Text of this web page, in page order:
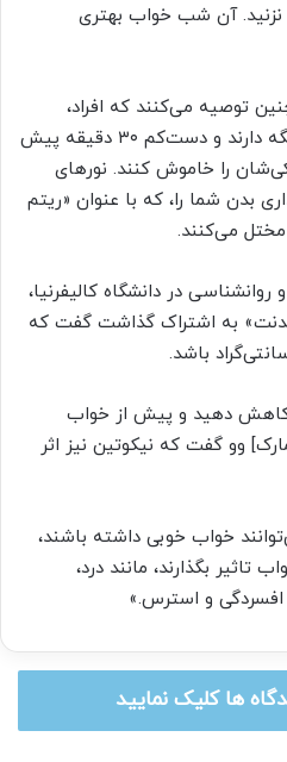
نزنید. آن شب خواب بهتری
توصیه می‌کنند که افراد،
اتاق‌خواب خود را آرام و خنک نگه دارند و دست‌کم ۳۰ دقیقه پیش
را خاموش کنند. نورهای
بدن شما را، که با عنوان «ریتم
می‌کنند.
در دانشگاه کالیفرنیا،
به اشتراک گذاشت گفت که
کاهش دهید و پیش از خواب
وو گفت که نیکوتین نیز اثر
خواب خوبی داشته باشند،
تاثیر بگذارند، مانند درد،
افسردگی و استرس.»
ها کلیک نمایید